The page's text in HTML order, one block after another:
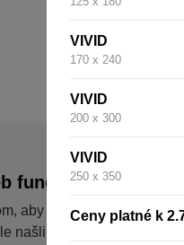
VIVID
170 x 240
VIVID
200 x 300
VIVID
250 x 350
Ceny platné k
fungoval tak, jak
aby pro vás nakupování
našli to, co hledáte,